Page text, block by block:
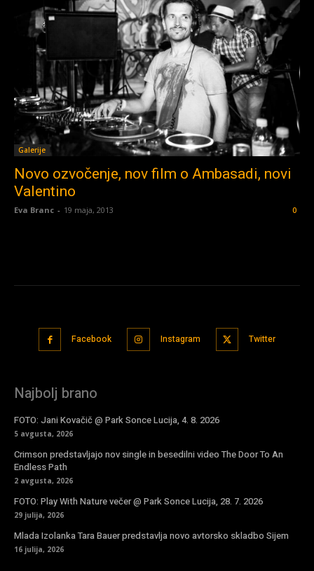
Galerije
Novo ozvočenje, nov film o Ambasadi, novi
Valentino
Eva Branc - 19 maja, 2013 0
Facebook Instagram Twitter
Najbolj brano
FOTO: Jani Kovačič @ Park Sonce Lucija, 4. 8. 2026
5 avgusta, 2026
Crimson predstavljajo nov single in besedilni video The Door To An
Endless Path
2 avgusta, 2026
FOTO: Play With Nature večer @ Park Sonce Lucija, 28. 7. 2026
29 julija, 2026
Mlada Izolanka Tara Bauer predstavlja novo avtorsko skladbo Sijem
16 julija, 2026